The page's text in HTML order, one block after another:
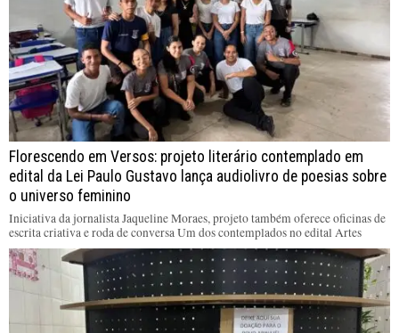
Florescendo em Versos: projeto literário contemplado em
edital da Lei Paulo Gustavo lança audiolivro de poesias sobre
o universo feminino
Iniciativa da jornalista Jaqueline Moraes, projeto também oferece oficinas de
escrita criativa e roda de conversa Um dos contemplados no edital Artes